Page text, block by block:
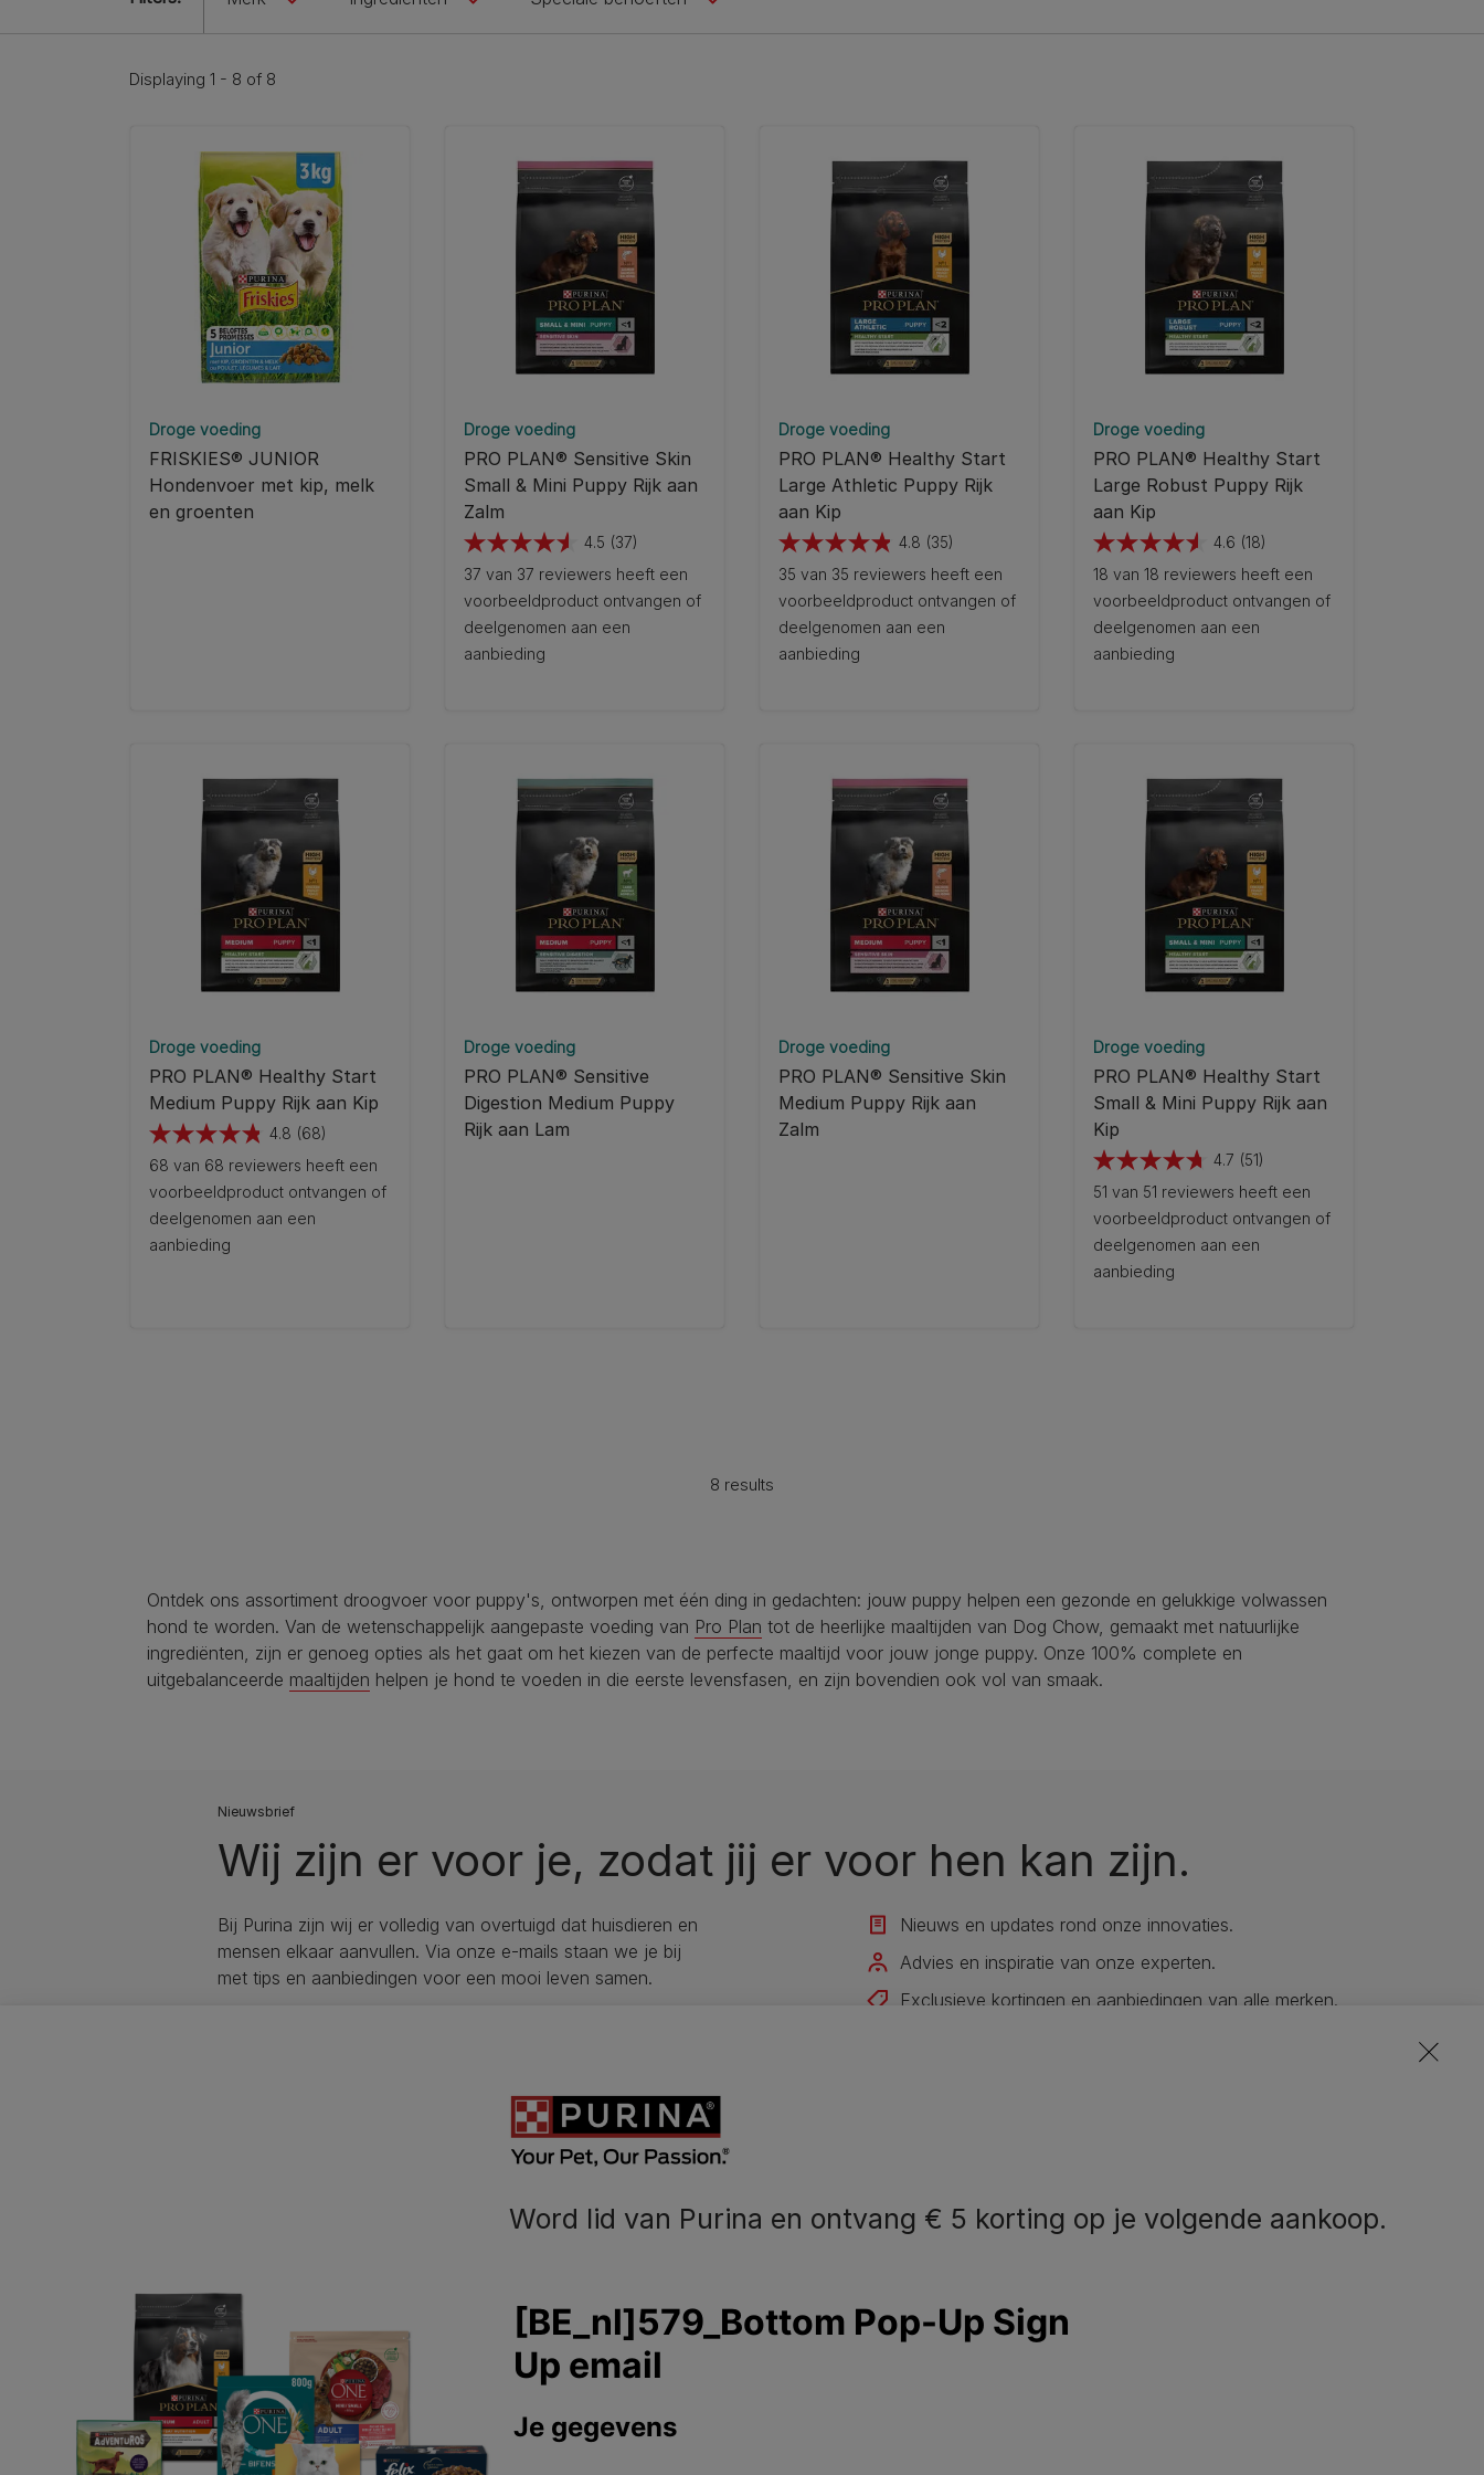
Displaying 1 - 8 of 8
Droge voeding
FRISKIES® JUNIOR
Hondenvoer met kip, melk
en groenten
Droge voeding
PRO PLAN® Sensitive Skin
Small & Mini Puppy Rijk aan
Zalm
4.5 (37)
4.5
van
de
5
sterren.
37 van 37 reviewers heeft een
voorbeeldproduct ontvangen of
deelgenomen aan een
aanbieding
Droge voeding
PRO PLAN® Healthy Start
Large Athletic Puppy Rijk
aan Kip
4.8 (35)
4.8
van
de
5
sterren.
35 van 35 reviewers heeft een
voorbeeldproduct ontvangen of
deelgenomen aan een
aanbieding
Droge voeding
PRO PLAN® Healthy Start
Large Robust Puppy Rijk
aan Kip
4.6 (18)
4.6
van
de
5
sterren.
18 van 18 reviewers heeft een
voorbeeldproduct ontvangen of
deelgenomen aan een
aanbieding
Droge voeding
PRO PLAN® Healthy Start
Medium Puppy Rijk aan Kip
4.8 (68)
4.8
van
de
5
sterren.
68 van 68 reviewers heeft een
voorbeeldproduct ontvangen of
deelgenomen aan een
aanbieding
Droge voeding
PRO PLAN® Sensitive
Digestion Medium Puppy
Rijk aan Lam
Droge voeding
PRO PLAN® Sensitive Skin
Medium Puppy Rijk aan
Zalm
Droge voeding
PRO PLAN® Healthy Start
Small & Mini Puppy Rijk aan
Kip
4.7 (51)
4.7
van
de
5
sterren.
51 van 51 reviewers heeft een
voorbeeldproduct ontvangen of
deelgenomen aan een
aanbieding
8 results
Ontdek ons assortiment droogvoer voor puppy's, ontworpen met één ding in gedachten: jouw puppy helpen een gezonde en gelukkige volwassen
hond te worden. Van de wetenschappelijk aangepaste voeding van Pro Plan tot de heerlijke maaltijden van Dog Chow, gemaakt met natuurlijke
ingrediënten, zijn er genoeg opties als het gaat om het kiezen van de perfecte maaltijd voor jouw jonge puppy. Onze 100% complete en
uitgebalanceerde maaltijden helpen je hond te voeden in die eerste levensfasen, en zijn bovendien ook vol van smaak.
Nieuwsbrief
Wij zijn er voor je, zodat jij er voor hen kan zijn.
Bij Purina zijn wij er volledig van overtuigd dat huisdieren en
mensen elkaar aanvullen. Via onze e-mails staan we je bij
met tips en aanbiedingen voor een mooi leven samen.
Nieuws en updates rond onze innovaties.
Advies en inspiratie van onze experten.
Exclusieve kortingen en aanbiedingen van alle merken.
Word lid van Purina en ontvang € 5 korting op je volgende aankoop.
Op zoek naar een huisdier
Kattenvoer
Gezondheid en Verzorging
Over Purina
Onze impact
Toegankelijkheidsverklaring
ons op